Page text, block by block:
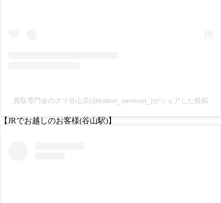
買取専門金のクマ谷山店(@kaitori_senmon_)がシェアした投稿
【JRでお越しのお客様(谷山駅)】